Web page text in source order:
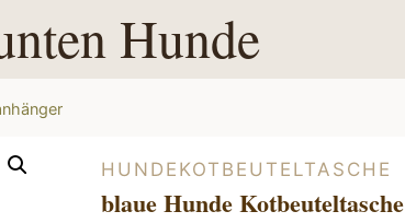
Hunde
HUNDEKOTBEUTELTASCHE
blaue Hunde